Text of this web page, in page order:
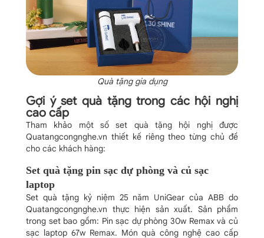
Quà tặng gia dụng
Gợi ý set quà tặng trong các hội nghị
cao cấp
Tham khảo một số set quà tặng hội nghị được
Quatangcongnghe.vn thiết kế riêng theo từng chủ đề
cho các khách hàng:
Set quà tặng pin sạc dự phòng và củ sạc
laptop
Set quà tặng kỷ niệm 25 năm UniGear của ABB do
Quatangcongnghe.vn thực hiện sản xuất. Sản phẩm
trong set bao gồm: Pin sạc dự phòng 30w Remax và củ
sạc laptop 67w Remax. Món quà công nghệ cao cấp